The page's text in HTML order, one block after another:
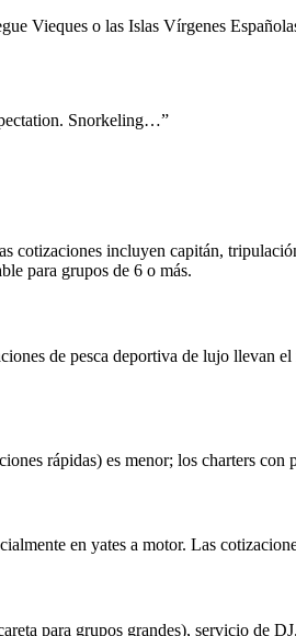
Vieques o las Islas Vírgenes
Snorkeling…”
incluyen capitán,
para grupos de 6 o más.
de pesca deportiva de lujo llevan
rápidas) es menor; los charters
en yates a motor. Las
para grupos grandes), servicio de